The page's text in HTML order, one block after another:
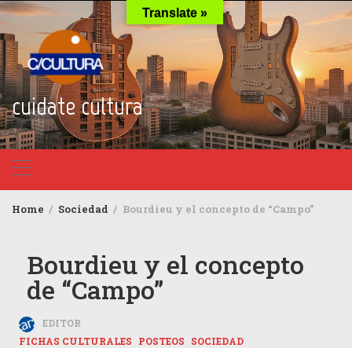
Skip
to
content
cuidate cultura
Home Sociedad Bourdieu y el concepto de “Campo”
Bourdieu y el concepto
de “Campo”
EDITOR
FICHAS CULTURALES
POSTEOS SOCIEDAD
Translate »